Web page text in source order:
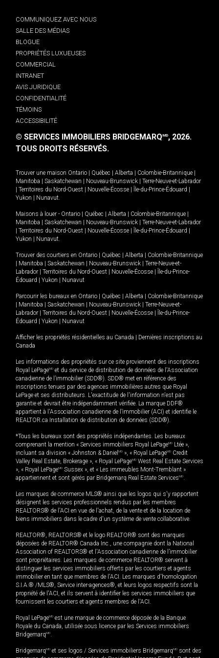
COMMUNIQUEZ AVEC NOUS
SALLE DES MÉDIAS
BLOGUE
PROPRIÉTÉS LUXUEUSES
COMMERCIAL
INTRANET
AVIS JURIDIQUE
CONFIDENTIALITÉ
TÉMOINS
ACCESSIBILITÉ
© SERVICES IMMOBILIERS BRIDGEMARQMD, 2026.
TOUS DROITS RÉSERVÉS.
Trouver une maison Ontario Québec Alberta Colombie-Britannique
Manitoba
Saskatchewan Nouveau-Brunswick
Terre-Neuve-et-Labrador
Territoires du Nord-Ouest Nouvelle-Écosse Île-du-Prince-Édouard
Yukon
Nunavut.
Maisons à louer - Ontario Québec Alberta Colombie-Britannique
Manitoba
Saskatchewan Nouveau-Brunswick
Terre-Neuve-et-Labrador
Territoires du Nord-Ouest Nouvelle-Écosse Île-du-Prince-Édouard
Yukon
Nunavut.
Trouver des courtiers en Ontario Québec Alberta
Colombie-Britannique
Manitoba Saskatchewan Nouveau-Brunswick
Terre-Neuve-et-
Labrador
Territoires du Nord-Ouest Nouvelle-Écosse
Île-du-Prince-
Édouard
Yukon Nunavut
Parcourir les bureaux en Ontario Québec Alberta
Colombie-Britannique
Manitoba Saskatchewan Nouveau-Brunswick
Terre-Neuve-et-
Labrador
Territoires du Nord-Ouest Nouvelle-Écosse
Île-du-Prince-
Édouard
Yukon Nunavut
Afficher les propriétés résidentielles au Canada
Dernières inscriptions au
Canada
Les informations des propriétés sur ce site proviennent des inscriptions
Royal LePageMD et du service de distribution de données de l'Association
canadienne de l’immobilier (SDD®). SDD® met en référence des
inscriptions tenues par des agences immobilières autres que Royal
LePage et ses distributeurs. L'exactitude de l'information n'est pas
garantie et devrait être indépendamment vérifiée. La marque DDF®
appartient à l'Association canadienne de l’immobilier (ACI) et identifie le
REALTOR.ca Installation de distribution de données (SDD®).
*Tous les bureaux sont des propriétés indépendantes. Les bureaux
comprenant la mention « Services immobiliers Royal LePageMD Ltée »,
incluant sa division « Johnston & Daniel MD », « Royal LePageMD Credit
Valley Real Estate, Brokerage », « Royal LePageMD West Real Estate Services
», « Royal LePageMD Sussex », et « Les immeubles Mont-Tremblant »
appartiennent et sont gérés par Bridgemarq Real Estate ServicesMD.
Les marques de commerce MLS® ainsi que les logos qui s'y rapportent
désignent les services professionnels rendus par les membres
REALTORS® de l'ACI en vue de l'achat, de la vente et de la location de
biens immobiliers dans le cadre d'un système de vente collaborative.
REALTOR®, REALTORS® et le logo REALTOR® sont des marques
déposées de REALTOR® Canada Inc., une compagnie dont la National
Association of REALTORS® et l'Association canadienne de l’immobilier
sont propriétaires. Les marques de commerce REALTOR® servent à
distinguer les services immobiliers offerts par les courtiers et agents
immobilier en tant que membres de l'ACI. Les marques d'homologation
S.I.A.® /MLS®, Service inter-agences®, et leurs logos respectifs sont la
propriété de l'ACI, et ils servent à identifier les services immobiliers que
fournissent les courtiers et agents membres de l'ACI.
Royal LePageMD est une marque de commerce déposée de la Banque
Royale du Canada, utilisée sous licence par les Services immobiliers
BridgemarqMD.
BridgemarqMD et ses logos / Services immobiliers BridgemarqMD sont des